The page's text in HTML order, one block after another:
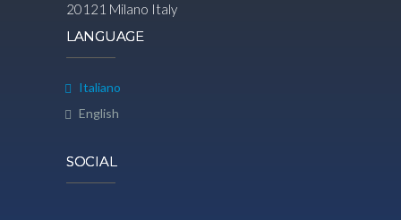
20121 Milano Italy
LANGUAGE
Italiano
English
SOCIAL